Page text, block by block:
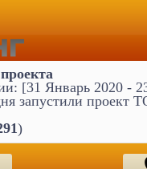
[31 Январь 2020 -
запустили проект
)